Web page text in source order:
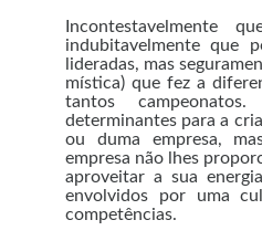
Incontestavelmente
indubitavelmente que
lideradas, mas
mística) que fez a
tantos
determinantes para a
ou duma empresa,
empresa não lhes
aproveitar a sua
envolvidos por uma
competências.